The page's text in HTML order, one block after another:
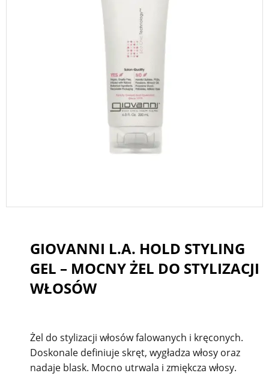
GIOVANNI L.A. HOLD STYLING
GEL – MOCNY ŻEL DO STYLIZACJI
WŁOSÓW
Żel do stylizacji włosów falowanych i kręconych.
Doskonale definiuje skręt, wygładza włosy oraz
nadaje blask. Mocno utrwala i zmiękcza włosy.